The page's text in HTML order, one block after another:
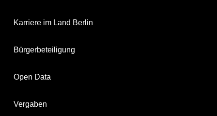
Karriere im Land Berlin
Bürgerbeteiligung
Open Data
Vergaben